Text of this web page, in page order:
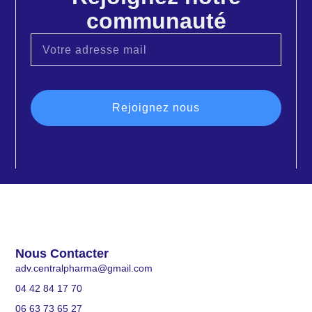
communauté
Rejoignez nous
Nous Contacter
adv.centralpharma@gmail.com
04 42 84 17 70
06 63 73 65 27